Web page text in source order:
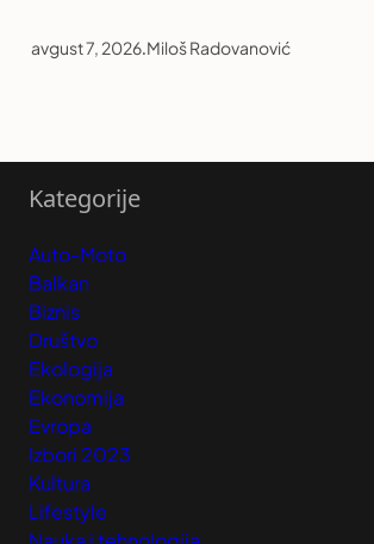
avgust 7, 2026.Miloš Radovanović
Kategorije
Auto-Moto
Balkan
Biznis
Društvo
Ekologija
Ekonomija
Evropa
Izbori 2023
Kultura
Lifestyle